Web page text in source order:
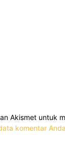
Akismet untuk
komentar